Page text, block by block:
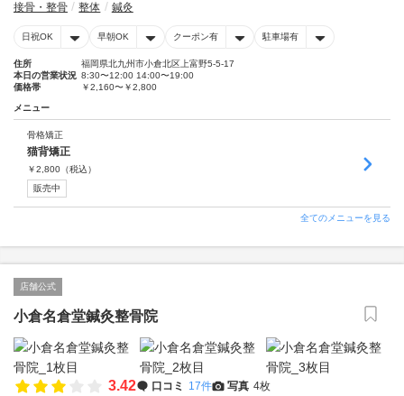
接骨・整骨 整体 鍼灸
日祝OK 早朝OK クーポン有 駐車場有
住所
福岡県北九州市小倉北区上富野5-5-17
本日の営業状況 8:30〜12:00 14:00〜19:00
価格帯
￥2,160〜￥2,800
メニュー
骨格矯正
猫背矯正
￥2,800 （税込）
販売中
全てのメニューを見る
店舗公式
小倉名倉堂鍼灸整骨院
3.42 口コミ 17件 写真 4枚